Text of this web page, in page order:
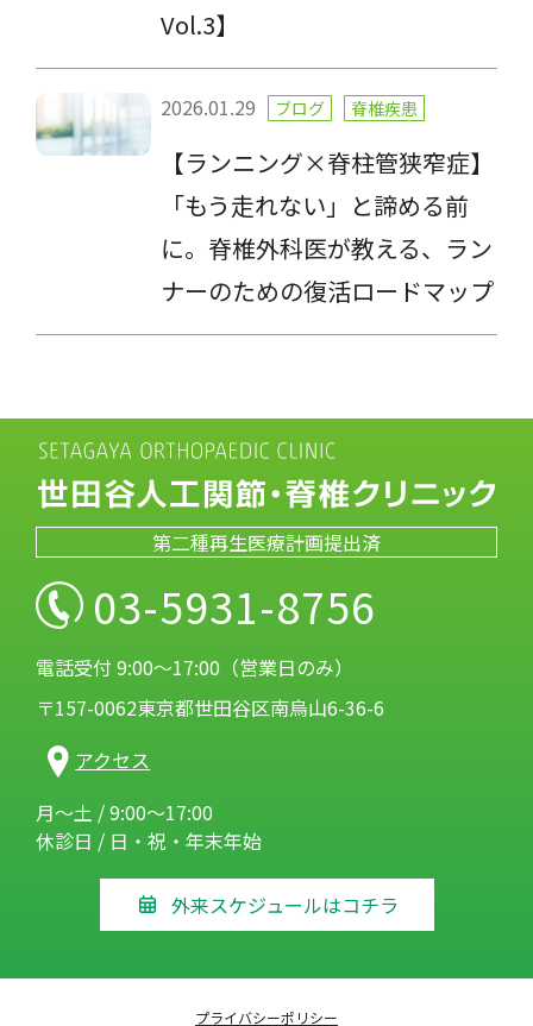
Vol.3】
2026.01.29 ブログ 脊椎疾患
【ランニング×脊柱管狭窄症】
「もう走れない」と諦める前
に。脊椎外科医が教える、ラン
ナーのための復活ロードマップ
第二種再生医療計画提出済
03-5931-8756
電話受付 9:00～17:00（営業日のみ）
〒157-0062東京都世田谷区南烏山6-36-6
アクセス
月～土 / 9:00～17:00
休診日 / 日・祝・年末年始
外来スケジュールはコチラ
プライバシーポリシー